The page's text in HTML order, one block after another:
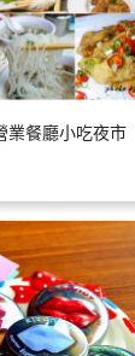
業餐廳小吃夜市